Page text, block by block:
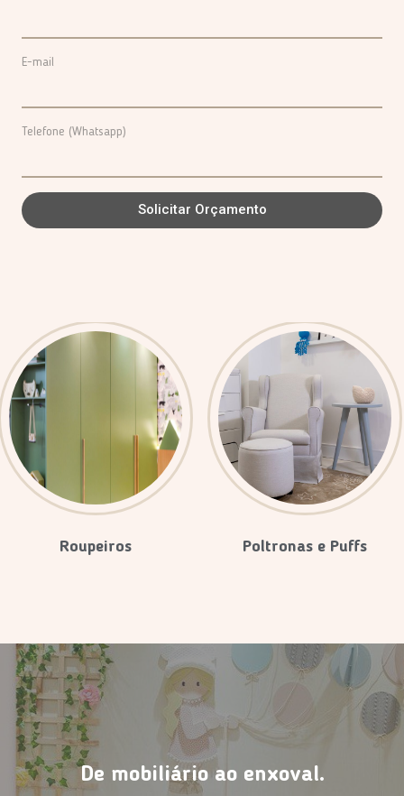
E-mail
Telefone (Whatsapp)
Solicitar Orçamento
Roupeiros Poltronas e Puffs
De mobiliário ao enxoval.